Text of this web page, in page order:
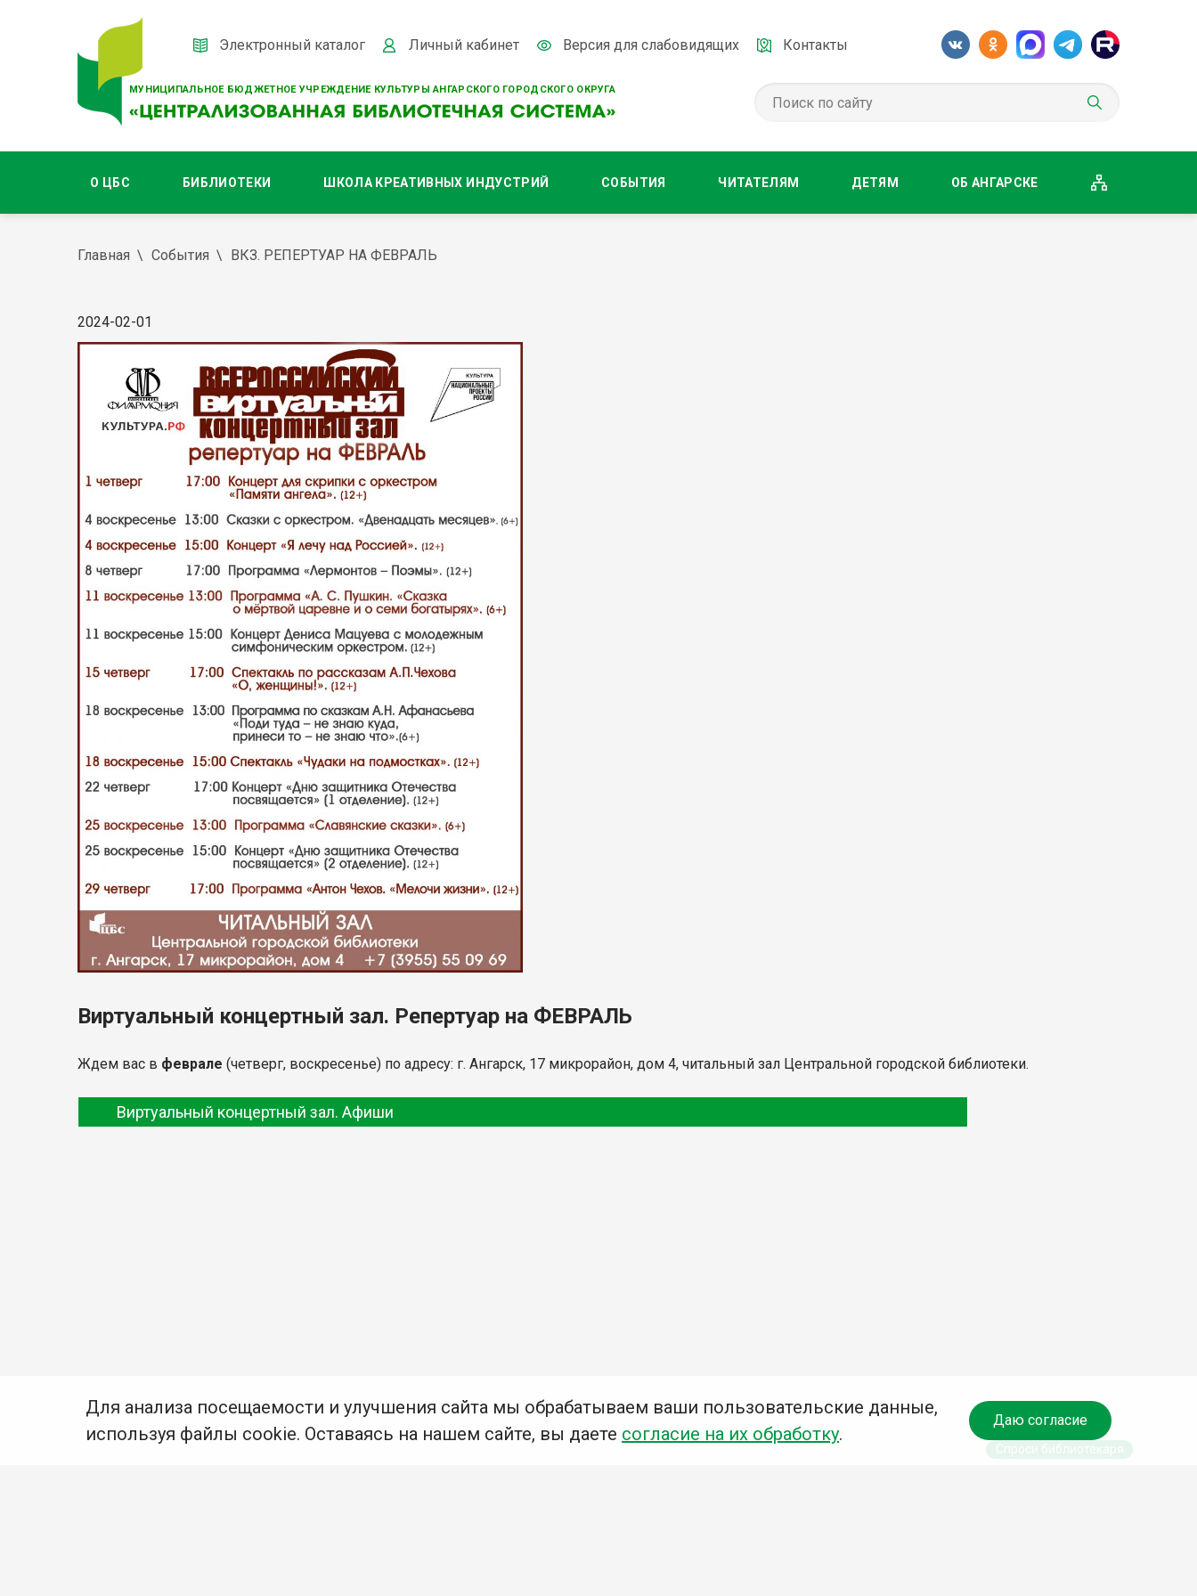
МУНИЦИПАЛЬНОЕ БЮДЖЕТНОЕ УЧРЕЖДЕНИЕ КУЛЬТУРЫ АНГАРСКОГО ГОРОДСКОГО ОКРУГА
Электронный каталог Личный кабинет Версия для слабовидящих Контакты
О ЦБС БИБЛИОТЕКИ ШКОЛА КРЕАТИВНЫХ ИНДУСТРИЙ СОБЫТИЯ ЧИТАТЕЛЯМ ДЕТЯМ ОБ АНГАРСКЕ
Главная События ВКЗ. РЕПЕРТУАР НА ФЕВРАЛЬ
2024-02-01
Виртуальный концертный зал. Репертуар на ФЕВРАЛЬ
Ждем вас в феврале (четверг, воскресенье) по адресу: г. Ангарск, 17 микрорайон, дом 4, читальный зал Центральной городской библиотеки.
Виртуальный концертный зал. Афиши
Для анализа посещаемости и улучшения сайта мы обрабатываем ваши пользовательские данные,
используя файлы cookie. Оставаясь на нашем сайте, вы даете согласие на их обработку.
Даю согласие
Спроси библиотекаря